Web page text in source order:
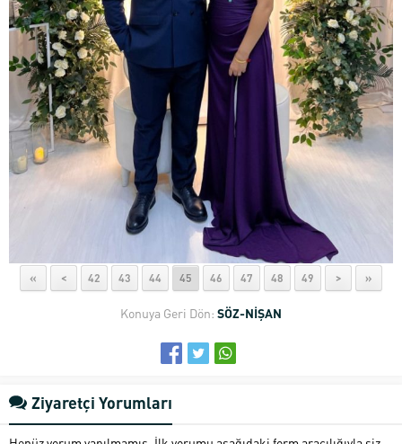
« < 42 43 44 45 46 47 48 49 > »
Konuya Geri Dön: SÖZ-NİŞAN
Ziyaretçi Yorumları